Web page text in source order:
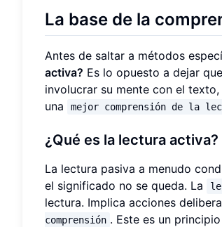
La base de la
Antes de saltar a métodos
activa? Es lo opuesto a dejar
involucrar su mente con el
una
mejor comprensión de la
¿Qué es la lectura
La lectura pasiva a menudo
el significado no se queda. La
lectura. Implica acciones
comprensión . Este es un